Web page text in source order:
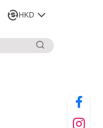
HKD